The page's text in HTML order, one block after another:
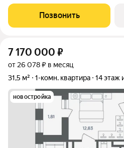
Девелопер проекта «Железно». Транспортная доступность
Трамвайная остановка
Позвонить
7 170 000 ₽
от 26 078 ₽ в месяц
31,5 м²
1-комн. квартира 14 этаж
новостройка